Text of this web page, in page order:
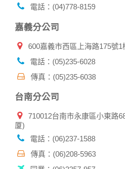
或關閉網頁瀏覽器，以防止他人讀
問或訂購時，請立即通知本站。
電話：(04)778-8159
嘉義分公司
600嘉義市西區上海路175號1
電話：(05)235-6028
傳真：(05)235-6038
台南分公司
710012台南市永康區小東路
厦)
電話：(06)237-1588
傳真：(06)208-5963